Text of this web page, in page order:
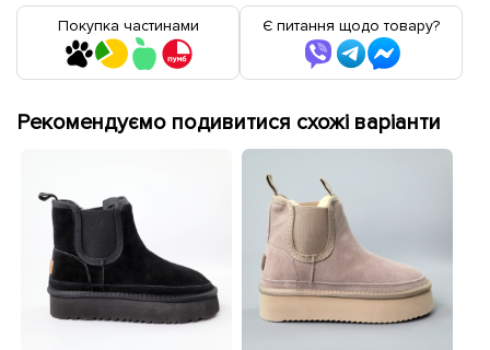
Покупка частинами Є питання щодо товару?
Рекомендуємо подивитися схожі варіанти